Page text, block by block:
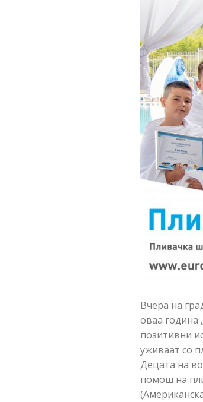
Вчера на
оваа година
позитивни
уживаат со
Децата на
помош на